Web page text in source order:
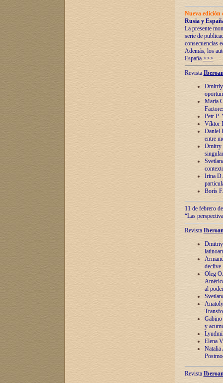
Nueva
Rusia y
La presente
serie de
consecuencias
Además, los
España >>>
Revista
Dmitriy
María
Petr P.
Víktor
Daniel
entre
Dmitry
Irina
Borís
11 de febrero
“Las
Revista
Dmitriy
declive
Oleg
al poder
y
Elena
Natalia
Revista